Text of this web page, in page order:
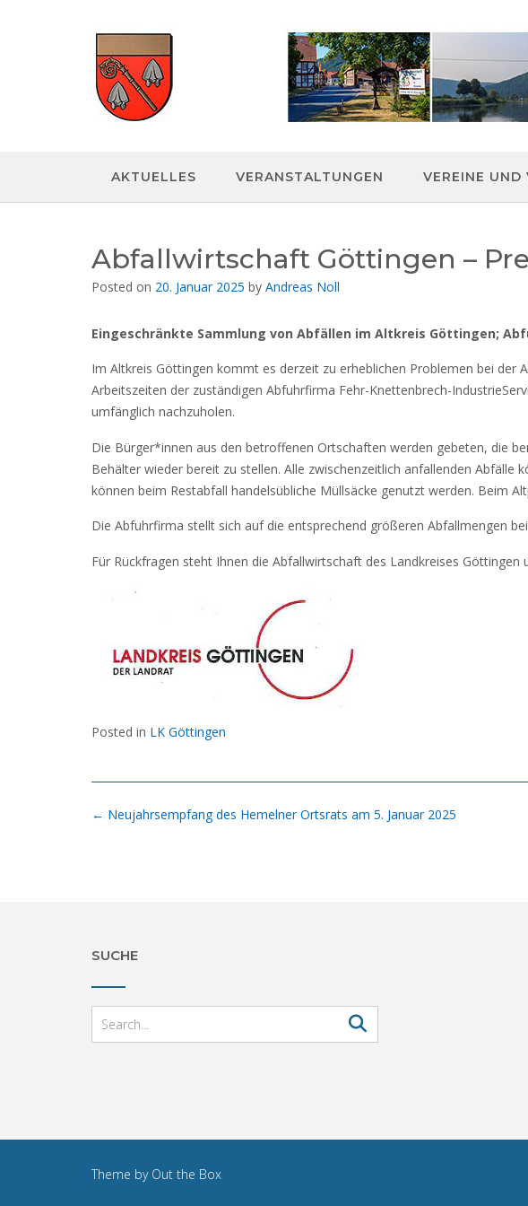
AKTUELLES VERANSTALTUNGEN VEREINE UND
Abfallwirtschaft Göttingen –
Posted on 20. Januar 2025 by Andreas Noll
Eingeschränkte Sammlung von Abfällen im Altkreis Göttingen;
Im Altkreis Göttingen kommt es derzeit zu erheblichen Problemen bei der
Arbeitszeiten der zuständigen Abfuhrfirma Fehr-Knettenbrech-
umfänglich nachzuholen.
Die Bürger*innen aus den betroffenen Ortschaften werden gebeten, die
Behälter wieder bereit zu stellen. Alle zwischenzeitlich anfallenden
können beim Restabfall handelsübliche Müllsäcke genutzt werden. Beim
Die Abfuhrfirma stellt sich auf die entsprechend größeren Abfallmengen
Für Rückfragen steht Ihnen die Abfallwirtschaft des Landkreises
Posted in LK Göttingen
Post
← Neujahrsempfang des Hemelner Ortsrats am 5. Januar 2025
SUCHE
Theme by Out the Box